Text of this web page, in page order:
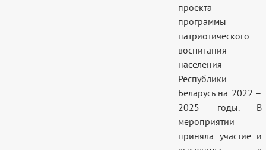
проекта
программы
патриотического
воспитания
населения
Республики
Беларусь на 2022 –
2025 годы. В
мероприятии
приняла участие и